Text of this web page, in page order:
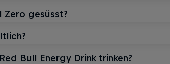
gesüsst?
Bull Energy Drink trinken?